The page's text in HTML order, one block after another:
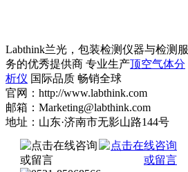
Labthink兰光，包装检测仪器与检测服
务的优秀提供商 专业生产顶空气体分
析仪 国际品质 畅销全球
官网：http://www.labthink.com
邮箱：Marketing@labthink.com
地址：山东·济南市无影山路144号